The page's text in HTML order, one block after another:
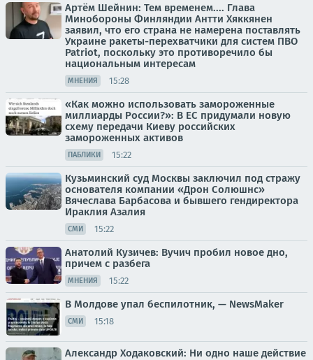
Артём Шейнин: Тем временем.... Глава
Минобороны Финляндии Антти Хяккянен
заявил, что его страна не намерена поставлять
Украине ракеты-перехватчики для систем ПВО
Patriot, поскольку это противоречило бы
национальным интересам
МНЕНИЯ 15:28
«Как можно использовать замороженные
миллиарды России?»: В ЕС придумали новую
схему передачи Киеву российских
замороженных активов
ПАБЛИКИ 15:22
Кузьминский суд Москвы заключил под стражу
основателя компании «Дрон Солюшнс»
Вячеслава Барбасова и бывшего гендиректора
Ираклия Азалия
СМИ 15:22
Анатолий Кузичев: Вучич пробил новое дно,
причем с разбега
МНЕНИЯ 15:22
В Молдове упал беспилотник, — NewsMaker
СМИ 15:18
Александр Ходаковский: Ни одно наше действие